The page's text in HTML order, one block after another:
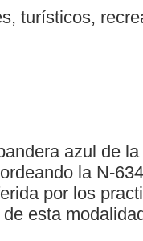
turísticos,
azul de
la N-
por los
esta